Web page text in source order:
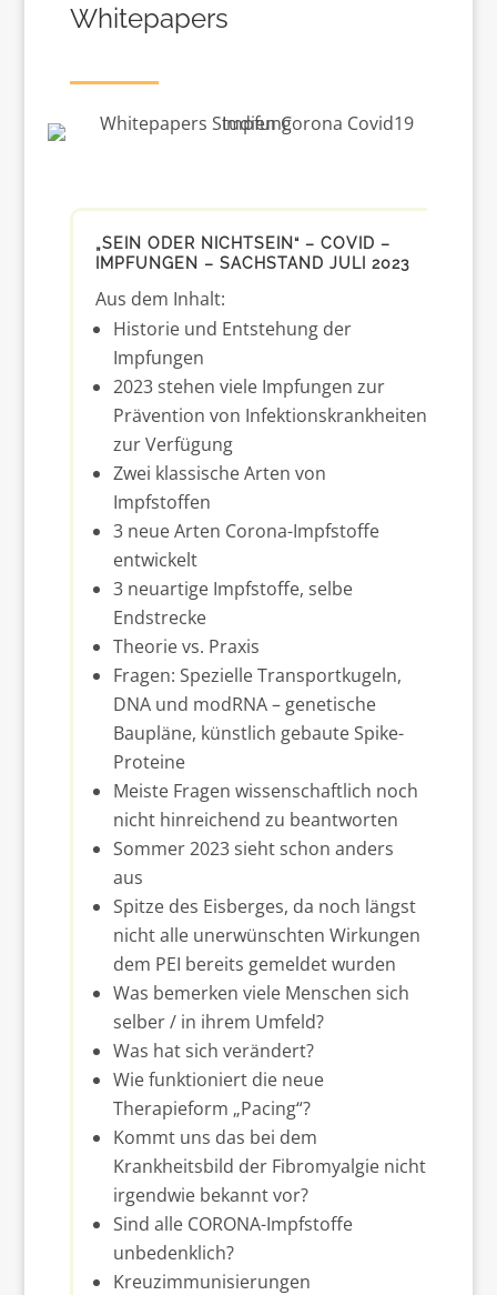
Whitepapers
„SEIN ODER NICHTSEIN“ – COVID –
IMPFUNGEN – SACHSTAND JULI 2023
Aus dem Inhalt:
Historie und Entstehung der
Impfungen
2023 stehen viele Impfungen zur
Prävention von Infektionskrankheiten
zur Verfügung
Zwei klassische Arten von
Impfstoffen
3 neue Arten Corona-Impfstoffe
entwickelt
3 neuartige Impfstoffe, selbe
Endstrecke
Theorie vs. Praxis
Fragen: Spezielle Transportkugeln,
DNA und modRNA – genetische
Baupläne, künstlich gebaute Spike-
Proteine
Meiste Fragen wissenschaftlich noch
nicht hinreichend zu beantworten
Sommer 2023 sieht schon anders
aus
Spitze des Eisberges, da noch längst
nicht alle unerwünschten Wirkungen
dem PEI bereits gemeldet wurden
Was bemerken viele Menschen sich
selber / in ihrem Umfeld?
Was hat sich verändert?
Wie funktioniert die neue
Therapieform „Pacing“?
Kommt uns das bei dem
Krankheitsbild der Fibromyalgie nicht
irgendwie bekannt vor?
Sind alle CORONA-Impfstoffe
unbedenklich?
Kreuzimmunisierungen